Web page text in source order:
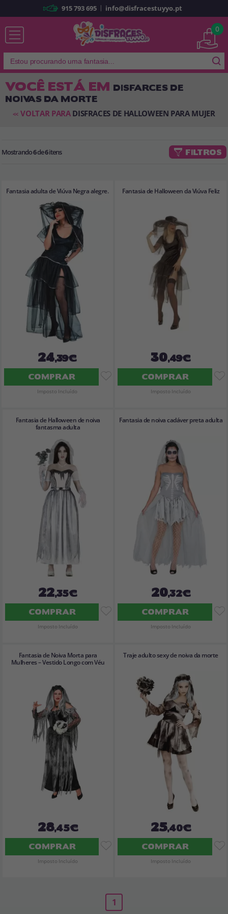
Já sou cliente
Lembrar-me Esqueceu sua senha?
Ao criar uma conta em disfracestuyyo.pt
compras rapidamente em nossa loja virtual, verificar o status de seus
pedidos e consultar suas operações anteriores.
Vá em frente! Estávamos esperando por você.
CRIAR CONTA
915 793 695 | info@disfracestuyyo.pt
0
VOCÊ ESTÁ EM DISFARCES DE
NOIVAS DA MORTE
<< VOLTAR PARA DISFRACES DE HALLOWEEN PARA MUJER
Mostrando6de6itens FILTROS
Fantasia adulta de Viúva Negra alegre.
24,39€
COMPRAR
Imposto Incluído
Fantasia de Halloween da Viúva Feliz
30,49€
COMPRAR
Imposto Incluído
Fantasia de Halloween de noiva
fantasma adulta
22,35€
COMPRAR
Imposto Incluído
Fantasia de noiva cadáver preta adulta
20,32€
COMPRAR
Imposto Incluído
Fantasia de Noiva Morta para
Mulheres – Vestido Longo com Véu
28,45€
COMPRAR
Imposto Incluído
Traje adulto sexy de noiva da morte
25,40€
COMPRAR
Imposto Incluído
1